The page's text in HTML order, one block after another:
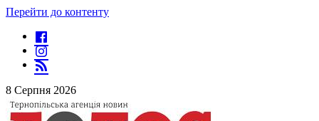
Перейти до контенту
8 Серпня 2026